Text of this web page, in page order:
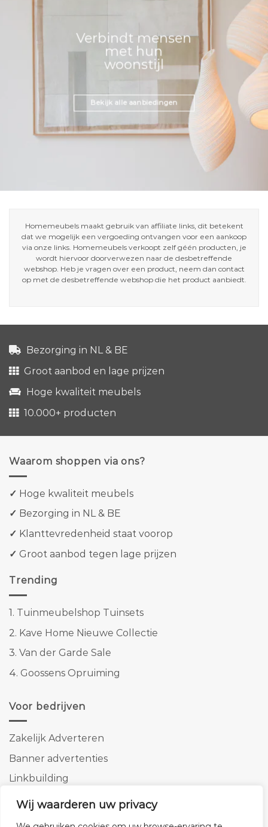
Wij waarderen uw privacy
Verbindt mensen
met hun
woonstijl
Bekijk alle aanbiedingen
Homemeubels maakt gebruik van affiliate links, dit betekent
dat we mogelijk een vergoeding ontvangen voor een aankoop
via onze links. Homemeubels verkoopt zelf géén producten, je
wordt hiervoor doorverwezen naar de desbetreffende
webshop. Heb je vragen over een product, neem dan contact
op met de desbetreffende webshop die het product aanbiedt.
Bezorging in NL & BE
Groot aanbod en lage prijzen
Hoge kwaliteit meubels
10.000+ producten
Waarom shoppen via ons?
✓ Hoge kwaliteit meubels
✓ Bezorging in NL & BE
✓ Klanttevredenheid staat voorop
✓ Groot aanbod tegen lage prijzen
Trending
1. Tuinmeubelshop Tuinsets
2. Kave Home Nieuwe Collectie
3. Van der Garde Sale
4. Goossens Opruiming
Voor bedrijven
Zakelijk Adverteren
Banner advertenties
Linkbuilding
SEO copywriting